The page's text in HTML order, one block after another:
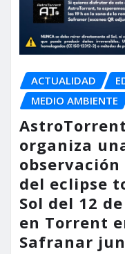
ACTUALIDAD
MEDIO AMBIENTE
AstroTorrent
organiza
del eclipse
Sol del 12
en Torrent
Safranar